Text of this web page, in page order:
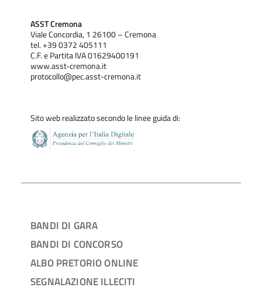
ASST Cremona
Viale Concordia, 1 26100 – Cremona
tel. +39 0372 405111
C.F. e Partita IVA 01629400191
www.asst‐cremona.it
protocollo@pec.asst-cremona.it
Sito web realizzato secondo le linee guida di:
BANDI DI GARA
BANDI DI CONCORSO
ALBO PRETORIO ONLINE
SEGNALAZIONE ILLECITI